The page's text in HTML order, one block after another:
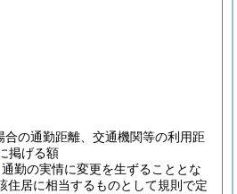
の通勤距離、交通機関等の利用距
掲げる額
勤の実情に変更を生ずることとな
住居に相当するものとして規則で定